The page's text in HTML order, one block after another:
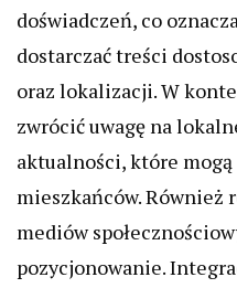
doświadczeń, co
dostarczać treści
oraz lokalizacji. W
zwrócić uwagę na
aktualności, które
mieszkańców. Również
mediów
pozycjonowanie.